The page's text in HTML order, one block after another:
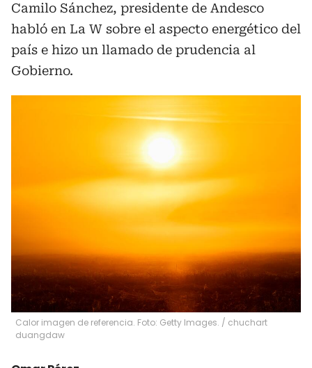
Camilo Sánchez, presidente de Andesco
habló en La W sobre el aspecto energético del
país e hizo un llamado de prudencia al
Gobierno.
Calor imagen de referencia. Foto: Getty Images. / chuchart
duangdaw